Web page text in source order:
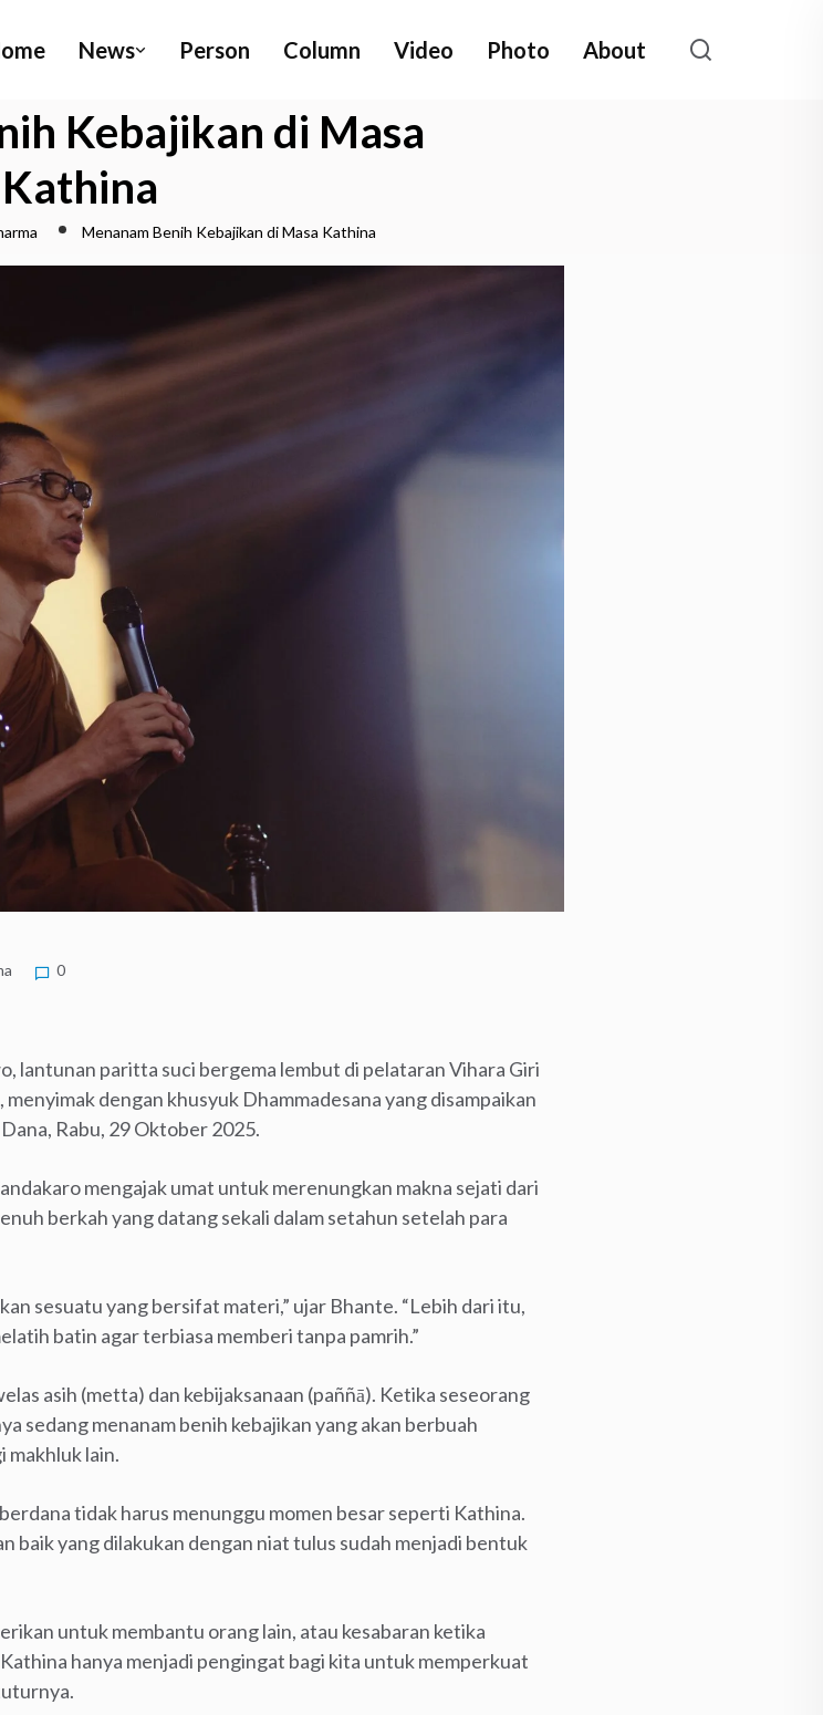
News Person Column Video Photo About
Kebajikan di Masa
Kathina
Menanam Benih Kebajikan di Masa Kathina
0
lantunan paritta suci bergema lembut di pelataran Vihara Giri
dengan khusyuk Dhammadesana yang disampaikan
Rabu, 29 Oktober 2025.
mengajak umat untuk merenungkan makna sejati dari
berkah yang datang sekali dalam setahun setelah para
sesuatu yang bersifat materi,” ujar Bhante. “Lebih dari itu,
batin agar terbiasa memberi tanpa pamrih.”
asih (metta) dan kebijaksanaan (paññā). Ketika seseorang
sedang menanam benih kebajikan yang akan berbuah
makhluk lain.
tidak harus menunggu momen besar seperti Kathina.
baik yang dilakukan dengan niat tulus sudah menjadi bentuk
untuk membantu orang lain, atau kesabaran ketika
hanya menjadi pengingat bagi kita untuk memperkuat